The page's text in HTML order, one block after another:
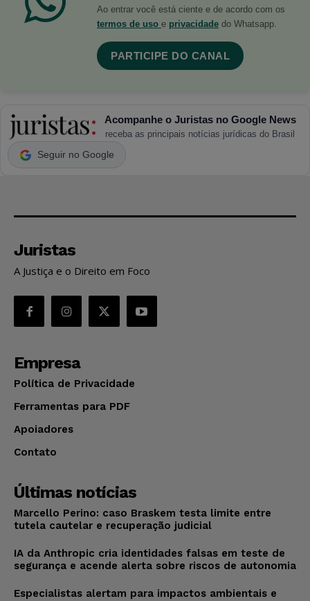
Ao entrar você está ciente e de acordo com os
termos de uso e privacidade do Whatsapp.
PARTICIPE DO CANAL
Acompanhe o Juristas no Google News
receba as principais notícias jurídicas do Brasil
Seguir no Google
Juristas
A Justiça e o Direito em Foco
Empresa
Política de Privacidade
Ferramentas para PDF
Apoiadores
Contato
Últimas notícias
Marcello Perino: caso Braskem testa limite entre
tutela cautelar e recuperação judicial
IA da Anthropic cria identidades falsas em teste de
segurança e acende alerta sobre riscos de autonomia
Especialistas alertam para impactos ambientais e